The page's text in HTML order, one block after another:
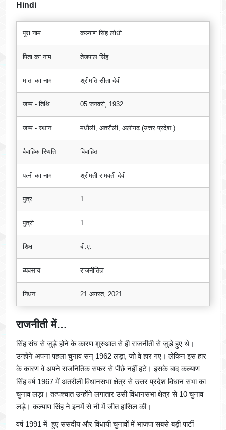
Hindi
पूरा नाम कल्याण सिंह लोधी
पिता का नाम तेजपाल सिंह
माता का नाम श्रीमति सीता देवी
जन्म - तिथि 05 जनवरी, 1932
जन्म - स्थान मधौली, अतरौली, अलीगढ (उत्तर प्रदेश )
वैवाहिक स्थिति विवाहित
पत्नी का नाम श्रीमती रामवती देवी
पुत्र 1
पुत्री 1
शिक्षा बी.ए.
व्यवसाय राजनीतिज्ञ
निधन 21 अगस्त, 2021
राजनीती में…
सिंह संघ से जुड़े होने के कारण शुरुआत से ही राजनीती से जुड़े हुए थे।
उन्होंने अपना पहला चुनाव सन् 1962 लड़ा, जो वे हार गए। लेकिन इस हार
के कारण वे अपने राजनितिक सफर से पीछे नहीं हटे। इसके बाद कल्याण
सिंह वर्ष 1967 में अतरौली विधानसभा क्षेत्र से उत्तर प्रदेश विधान सभा का
चुनाव लड़ा। तत्पश्चात उन्होंने लगातार उसी विधानसभा क्षेत्र से 10 चुनाव
लड़े। कल्याण सिंह ने इनमें से नौ में जीत हासिल की।
वर्ष 1991 में हुए संसदीय और विधायी चुनावों में भाजपा सबसे बड़ी पार्टी